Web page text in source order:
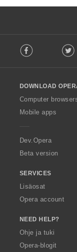
o
w
O
p
a
Facebook
DOWNLOAD
Computer
Mobile apps
Dev.Opera
Beta version
SERVICES
Lisäosat
Opera account
NEED HELP?
Ohje ja tuki
Opera-blogit